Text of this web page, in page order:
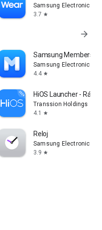
Ltd.
Samsung Electronics
3.7 star
arrow_forward
Samsung Members
Samsung Electronics
4.4 star
Iconos
CO LTD
HiOS Launcher -
Transsion Holdings
4.1
star
Ltd.
Reloj
Samsung Electronics
3.9 star